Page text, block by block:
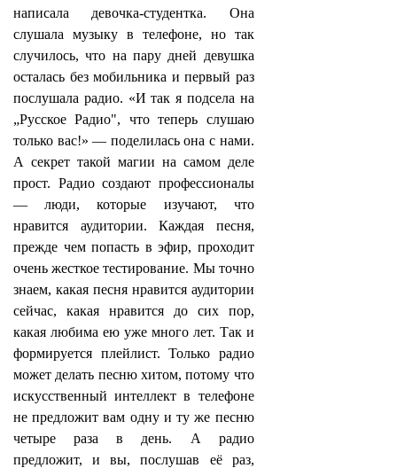
написала девочка-студентка. Она
слушала музыку в телефоне, но так
случилось, что на пару дней девушка
осталась без мобильника и первый раз
послушала радио. «И так я подсела на
„Русское Радио", что теперь слушаю
только вас!» — поделилась она с нами.
А секрет такой магии на самом деле
прост. Радио создают профессионалы
— люди, которые изучают, что
нравится аудитории. Каждая песня,
прежде чем попасть в эфир, проходит
очень жесткое тестирование. Мы точно
знаем, какая песня нравится аудитории
сейчас, какая нравится до сих пор,
какая любима ею уже много лет. Так и
формируется плейлист. Только радио
может делать песню хитом, потому что
искусственный интеллект в телефоне
не предложит вам одну и ту же песню
четыре раза в день. А радио
предложит, и вы, послушав её раз,